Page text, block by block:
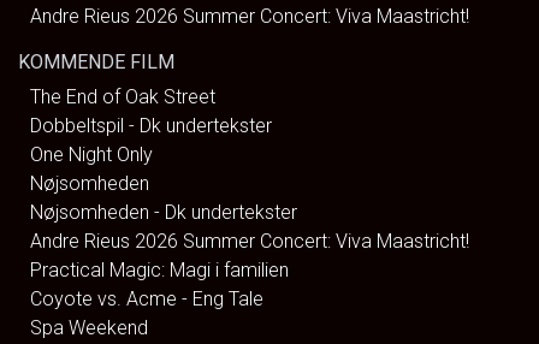
Andre Rieus 2026 Summer Concert: Viva Maastricht!
KOMMENDE FILM
The End of Oak Street
Dobbeltspil - Dk undertekster
One Night Only
Nøjsomheden
Nøjsomheden - Dk undertekster
Andre Rieus 2026 Summer Concert: Viva Maastricht!
Practical Magic: Magi i familien
Coyote vs. Acme - Eng Tale
Spa Weekend